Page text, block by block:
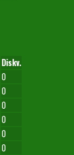
Diskv.
0
0
0
0
0
0